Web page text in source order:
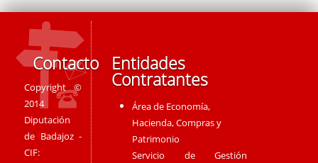
Contacto
Copyright ©
2014
Diputación
de Badajoz -
CIF:
Entidades
Contratantes
Área de Economía,
Hacienda, Compras y
Patrimonio
Servicio de Gestión